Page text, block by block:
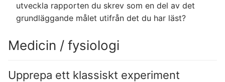
utveckla rapporten du skrev som en del av det
grundläggande målet utifrån det du har läst?
Medicin / fysiologi
Upprepa ett klassiskt experiment